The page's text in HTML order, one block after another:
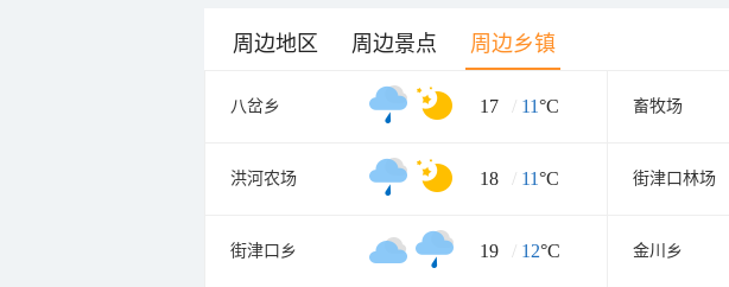
周边地区 周边景点 周边乡镇
八岔乡 17 / 11°C 畜牧场
洪河农场 18 / 11°C 街津口林场
街津口乡 19 / 12°C 金川乡